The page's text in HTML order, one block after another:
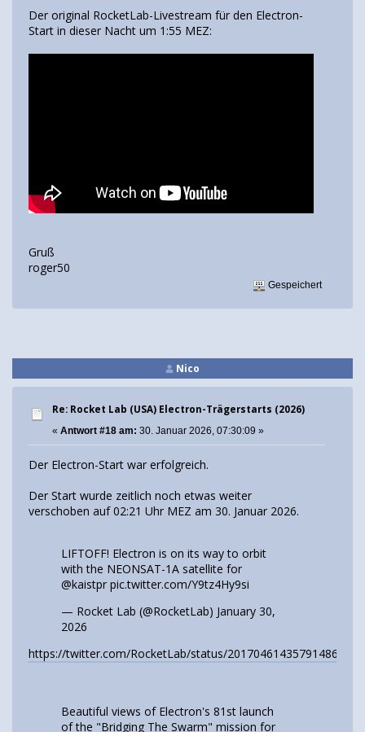
Der original RocketLab-Livestream für den Electron-
Start in dieser Nacht um 1:55 MEZ:
Gruß
roger50
Gespeichert
Nico
Re: Rocket Lab (USA) Electron-Trägerstarts (2026)
« Antwort #18 am: 30. Januar 2026, 07:30:09 »
Der Electron-Start war erfolgreich.
Der Start wurde zeitlich noch etwas weiter
verschoben auf 02:21 Uhr MEZ am 30. Januar 2026.
LIFTOFF! Electron is on its way to orbit
with the NEONSAT-1A satellite for
@kaistpr pic.twitter.com/Y9tz4Hy9si
— Rocket Lab (@RocketLab) January 30,
2026
https://twitter.com/RocketLab/status/2017046143579148631
Beautiful views of Electron's 81st launch
of the "Bridging The Swarm" mission for